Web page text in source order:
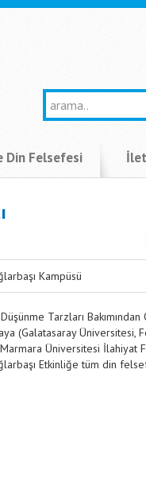
Din Felsefesi
Kampüsü
Tarzları Bakımından
(Galatasaray
Üniversitesi İlahiyat
Etkinliğe tüm din